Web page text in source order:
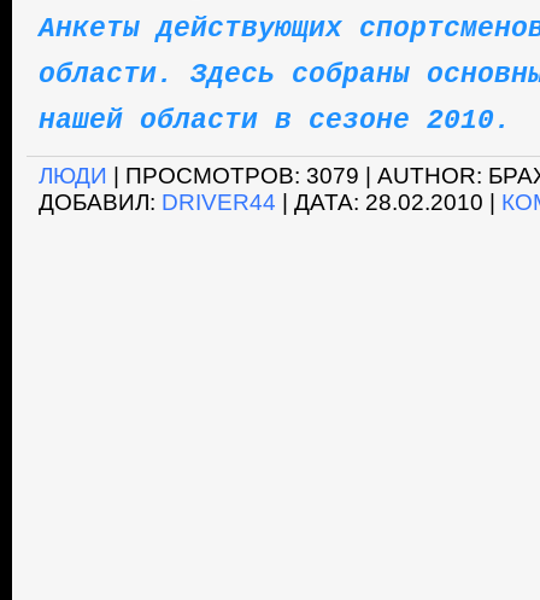
Анкеты действующих
области. Здесь собраны
нашей области в сезоне 2010.
ЛЮДИ | ПРОСМОТРОВ: 3079 | AUTHOR:
ДОБАВИЛ: DRIVER44 | ДАТА: 28.02.2010